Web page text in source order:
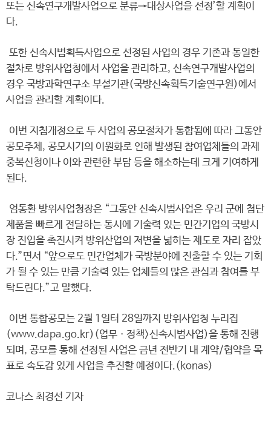
또는 신속연구개발사업으로 분류→대상사업을 선정’할 계획이
다.
또한 신속시범획득사업으로 선정된 사업의 경우 기존과 동일한
절차로 방위사업청에서 사업을 관리하고, 신속연구개발사업의
경우 국방과학연구소 부설기관(국방신속획득기술연구원)에서
사업을 관리할 계획이다.
이번 지침개정으로 두 사업의 공모절차가 통합됨에 따라 그동안
공모주체, 공모시기의 이원화로 인해 발생된 참여업체들의 과제
중복신청이나 이와 관련한 부담 등을 해소하는데 크게 기여하게
된다.
엄동환 방위사업청장은 “그동안 신속시범사업은 우리 군에 첨단
제품을 빠르게 전달하는 동시에 기술력 있는 민간기업의 국방시
장 진입을 촉진시켜 방위산업의 저변을 넓히는 제도로 자리 잡았
다.”면서 “앞으로도 민간업체가 국방분야에 진출할 수 있는 기회
가 될 수 있는 만큼 기술력 있는 업체들의 많은 관심과 참여를 부
탁드린다.”고 말했다.
이번 통합공모는 2월 1일터 28일까지 방위사업청 누리집
(www.dapa.go.kr)(업무ㆍ정책>신속시범사업)을 통해 진행
되며, 공모를 통해 선정된 사업은 금년 전반기 내 계약/협약을 목
표로 속도감 있게 사업을 추진할 예정이다.(konas)
코나스 최경선 기자